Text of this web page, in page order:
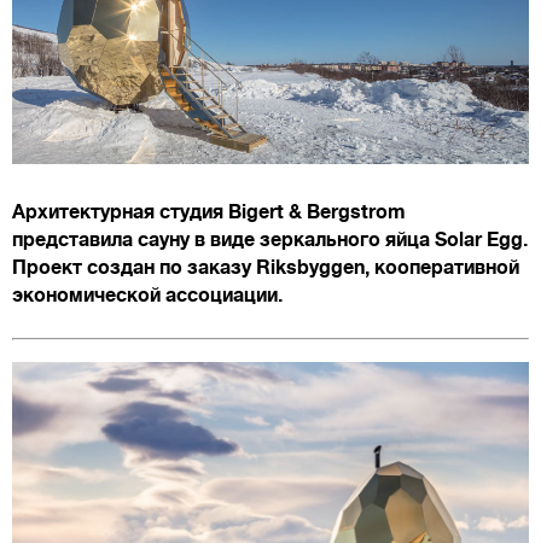
Архитектурная студия Bigert & Bergstrom
представила сауну в виде зеркального яйца Solar Egg.
Проект создан по заказу Riksbyggen, кооперативной
экономической ассоциации.